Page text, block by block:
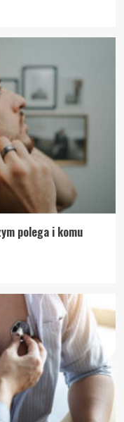
polega i komu